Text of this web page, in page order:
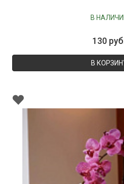
В
130
В